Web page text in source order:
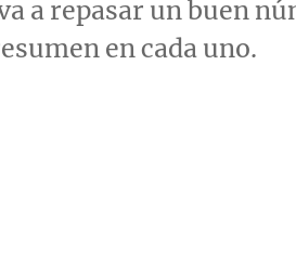
a repasar un buen
en cada uno.